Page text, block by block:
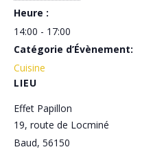
Heure :
14:00 - 17:00
Catégorie d’Évènement:
Cuisine
LIEU
Effet Papillon
19, route de Locminé
Baud, 56150